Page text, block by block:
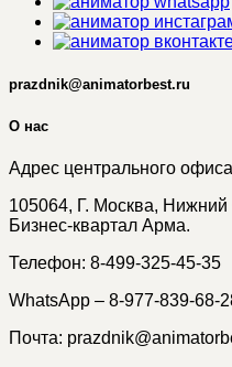
prazdnik@animatorbest.ru
О нас
Адрес центрального
105064, Г. Москва,
Бизнес-квартал Арма.
Телефон: 8-499-325-45-35
WhatsApp – 8-977-839-68-
Почта: